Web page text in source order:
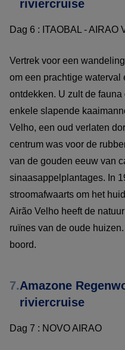
riviercruise
Dag 6 : ITAOBAL - AIRAO
Vertrek voor een
om een prachtige waterval
ontdekken. U zult de
enkele slapende
Velho, een oud verlaten
centrum was voor de
van de gouden eeuw van
sinaasappelplantages. In
stroomafwaarts om het
Airão Velho heeft de
ruïnes van de oude
boord.
7.Amazone
riviercruise
Dag 7 : NOVO AIRAO